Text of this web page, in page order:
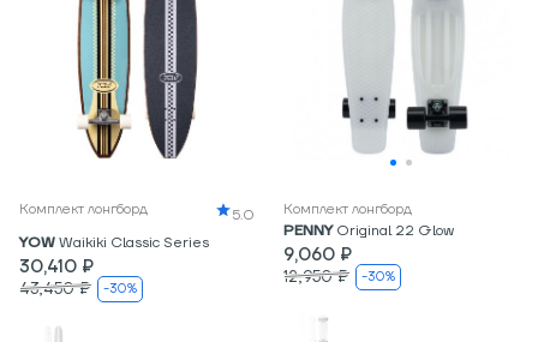
Комплект лонгборд
5.0
YOW Waikiki Classic Series
30,410 ₽
43,450 ₽ -30%
Комплект лонгборд
PENNY Original 22 Glow
9,060 ₽
12,950 ₽ -30%